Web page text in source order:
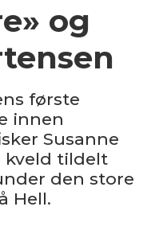
og
første
innen
Susanne
kveld tildelt
den store
Hell.